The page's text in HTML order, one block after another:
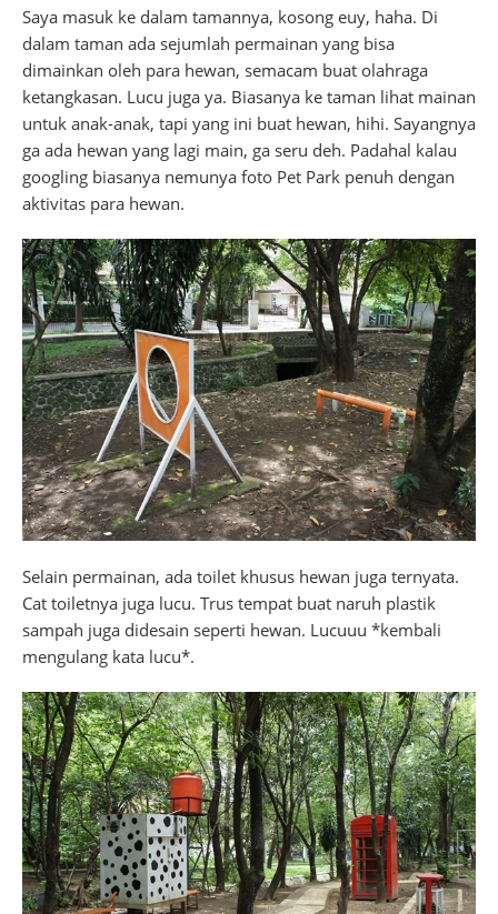
Saya masuk ke dalam tamannya, kosong euy, haha. Di
dalam taman ada sejumlah permainan yang bisa
dimainkan oleh para hewan, semacam buat olahraga
ketangkasan. Lucu juga ya. Biasanya ke taman lihat mainan
untuk anak-anak, tapi yang ini buat hewan, hihi. Sayangnya
ga ada hewan yang lagi main, ga seru deh. Padahal kalau
googling biasanya nemunya foto Pet Park penuh dengan
aktivitas para hewan.
Selain permainan, ada toilet khusus hewan juga ternyata.
Cat toiletnya juga lucu. Trus tempat buat naruh plastik
sampah juga didesain seperti hewan. Lucuuu *kembali
mengulang kata lucu*.